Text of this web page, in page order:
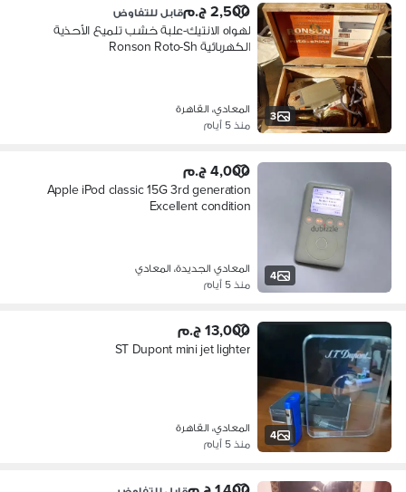
3
2,500 ج.م قابل للتفاوض
لهواه الانتيك-علبة خشب تلميع الأحذية
الكهربائية Ronson Roto-Sh
المعادي، القاهرة
منذ 5 أيام
4
4,000 ج.م
Apple iPod classic 15G 3rd generation
Excellent condition
المعادي الجديدة، المعادي
منذ 5 أيام
4
13,000 ج.م
ST Dupont mini jet lighter
المعادي، القاهرة
منذ 5 أيام